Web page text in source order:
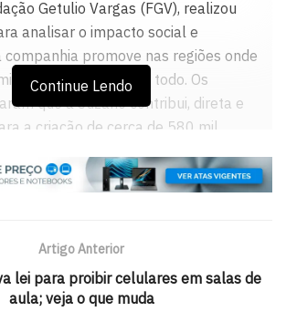
Getulio Vargas (FGV), realizou
analisar o impacto social e
companhia promove nas regiões onde
brasileira como um todo. Os
que a Suzano contribui, direta e
a criação de cerca de 580 mil
outubro de 1769, o município de
a colaboradores próprios da Suzano
A empresa gera 19.614
no município, incluindo
Continue Lendo
Artigo Anterior
lei para proibir celulares em salas de
aula; veja o que muda